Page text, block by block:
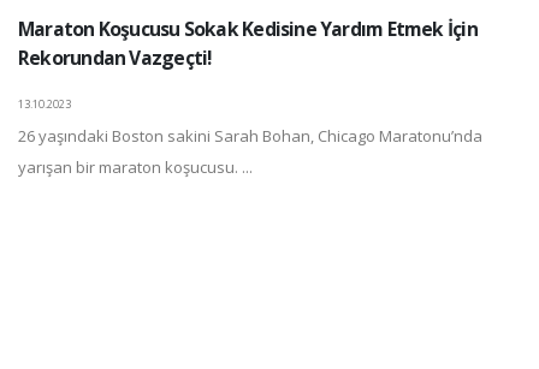
Maraton Koşucusu Sokak Kedisine Yardım Etmek İçin
Rekorundan Vazgeçti!
13.10.2023
26 yaşındaki Boston sakini Sarah Bohan, Chicago Maratonu’nda
yarışan bir maraton koşucusu. ...